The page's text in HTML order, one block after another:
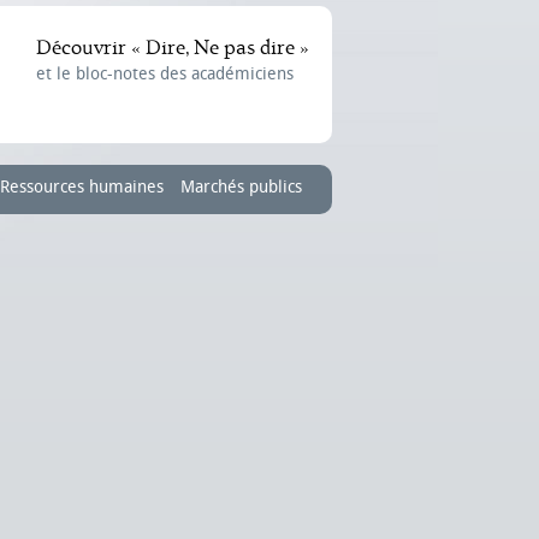
Découvrir « Dire, Ne pas dire »
et le bloc-notes des académiciens
Ressources humaines Marchés publics